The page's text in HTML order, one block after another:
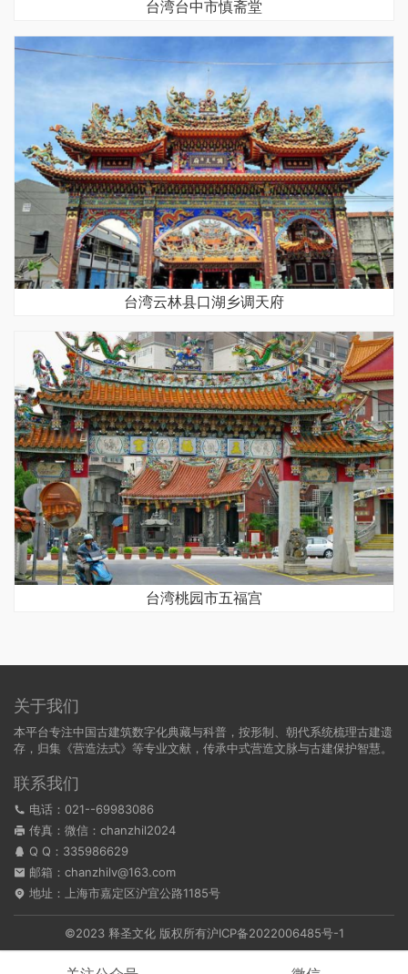
台湾台中市慎斋堂
台湾云林县口湖乡调天府
台湾桃园市五福宫
关于我们
本平台专注中国古建筑数字化典藏与科普，按形制、朝代系统梳理古建遗
存，归集《营造法式》等专业文献，传承中式营造文脉与古建保护智慧。
联系我们
电话：021--69983086
传真：微信：chanzhil2024
Q Q： 335986629
邮箱：chanzhilv@163.com
地址：上海市嘉定区沪宜公路1185号
©2023 释圣文化 版权所有沪ICP备2022006485号-1